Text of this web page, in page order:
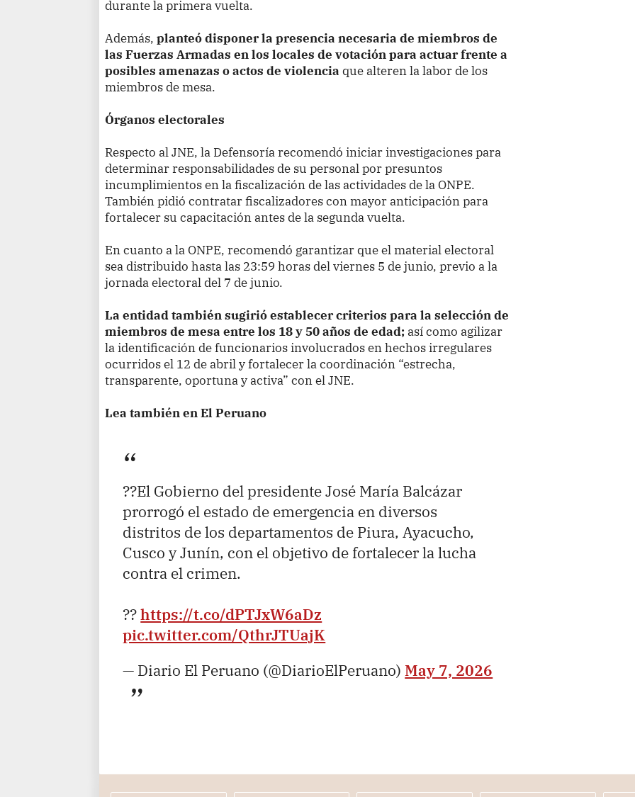
durante la primera vuelta.
Además,planteó disponer la presencia necesaria de miembros de
las Fuerzas Armadas en los locales de votación para actuar frente a
posibles amenazas o actos de violenciaque alteren la labor de los
miembros de mesa.
Órganos electorales
Respecto al JNE, la Defensoría recomendó iniciar investigaciones para
determinar responsabilidades de su personal por presuntos
incumplimientos en la fiscalización de las actividades de la ONPE.
También pidió contratar fiscalizadores con mayor anticipación para
fortalecer su capacitación antes de la segunda vuelta.
En cuanto a la ONPE, recomendó garantizar que el material electoral
sea distribuido hasta las 23:59 horas del viernes 5 de junio, previo a la
jornada electoral del 7 de junio.
La entidad también sugirió establecer criterios para la selección de
miembros de mesa entre los 18 y 50 años de edad;así como agilizar
la identificación de funcionarios involucrados en hechos irregulares
ocurridos el 12 de abril y fortalecer la coordinación “estrecha,
transparente, oportuna y activa” con el JNE.
Lea también en El Peruano
??El Gobierno del presidente José María Balcázar
prorrogó el estado de emergencia en diversos
distritos de los departamentos de Piura, Ayacucho,
Cusco y Junín, con el objetivo de fortalecer la lucha
contra el crimen.
??https://t.co/dPTJxW6aDz
pic.twitter.com/QthrJTUajK
— Diario El Peruano (@DiarioElPeruano) May 7, 2026